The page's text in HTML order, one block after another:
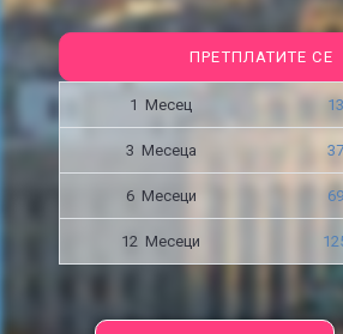
ПРЕТПЛАТИТЕ СЕ
1 Месец
3 Месецa
6 Месеци
12 Месеци